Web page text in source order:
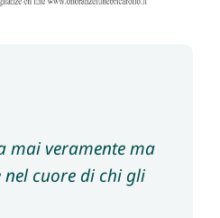
mai veramente ma
cuore di chi gli